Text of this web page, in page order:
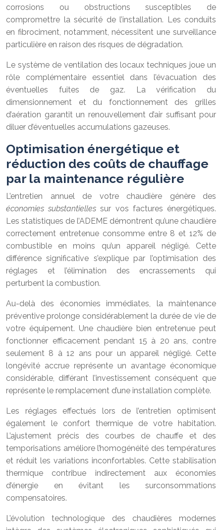
corrosions ou obstructions susceptibles de
compromettre la sécurité de l’installation. Les conduits
en fibrociment, notamment, nécessitent une surveillance
particulière en raison des risques de dégradation.
Le système de ventilation des locaux techniques joue un
rôle complémentaire essentiel dans l’évacuation des
éventuelles fuites de gaz. La vérification du
dimensionnement et du fonctionnement des grilles
d’aération garantit un renouvellement d’air suffisant pour
diluer d’éventuelles accumulations gazeuses.
Optimisation énergétique et
réduction des coûts de chauffage
par la maintenance régulière
L’entretien annuel de votre chaudière génère des
économies substantiellessur vos factures énergétiques.
Les statistiques de l’ADEME démontrent qu’une chaudière
correctement entretenue consomme entre 8 et 12% de
combustible en moins qu’un appareil négligé. Cette
différence significative s’explique par l’optimisation des
réglages et l’élimination des encrassements qui
perturbent la combustion.
Au-delà des économies immédiates, la maintenance
préventive prolonge considérablement la durée de vie de
votre équipement. Une chaudière bien entretenue peut
fonctionner efficacement pendant 15 à 20 ans, contre
seulement 8 à 12 ans pour un appareil négligé. Cette
longévité accrue représente un avantage économique
considérable, différant l’investissement conséquent que
représente le remplacement d’une installation complète.
Les réglages effectués lors de l’entretien optimisent
également le confort thermique de votre habitation.
L’ajustement précis des courbes de chauffe et des
temporisations améliore l’homogénéité des températures
et réduit les variations inconfortables. Cette stabilisation
thermique contribue indirectement aux économies
d’énergie en évitant les surconsommations
compensatoires.
L’évolution technologique des chaudières modernes